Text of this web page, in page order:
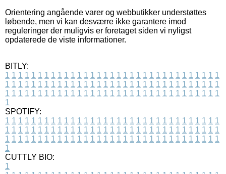
Orientering angående varer og webbutikker understøttes
løbende, men vi kan desværre ikke garantere imod
reguleringer der muligvis er foretaget siden vi nyligst
opdaterede de viste informationer.
BITLY:
1 1 1 1 1 1 1 1 1 1 1 1 1 1 1 1 1 1 1 1 1 1 1 1 1 1 1 1 1 1 1 1 1
1 1 1 1 1 1 1 1 1 1 1 1 1 1 1 1 1 1 1 1 1 1 1 1 1 1 1 1 1 1 1 1 1
1 1 1 1 1 1 1 1 1 1 1 1 1 1 1 1 1 1 1 1 1 1 1 1 1 1 1 1 1 1 1 1 1
1
SPOTIFY:
1 1 1 1 1 1 1 1 1 1 1 1 1 1 1 1 1 1 1 1 1 1 1 1 1 1 1 1 1 1 1 1 1
1 1 1 1 1 1 1 1 1 1 1 1 1 1 1 1 1 1 1 1 1 1 1 1 1 1 1 1 1 1 1 1 1
1 1 1 1 1 1 1 1 1 1 1 1 1 1 1 1 1 1 1 1 1 1 1 1 1 1 1 1 1 1 1 1 1
1
CUTTLY BIO:
1